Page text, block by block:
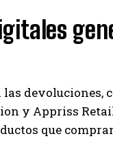
devoluciones,
y Appriss
que